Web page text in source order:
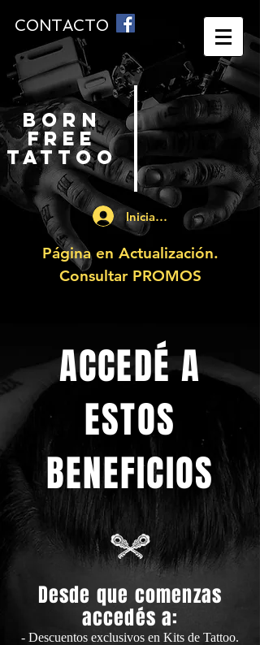
CONTACTO
BORN
FREE
TATTOO
Iniciar sesión
Página en Actualización.
Consultar PROMOS
ACCEDÉ A
ESTOS
BENEFICIOS
Desde que comenzas
accedés a:
- Descuentos exclusivos en Kits de Tattoo.